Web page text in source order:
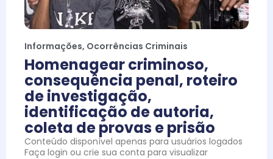
Informações, Ocorrências Criminais
Homenagear criminoso,
consequência penal, roteiro
de investigação,
identificação de autoria,
coleta de provas e prisão
Conteúdo disponível apenas para usuários logados
Faça login ou crie sua conta para visualizar